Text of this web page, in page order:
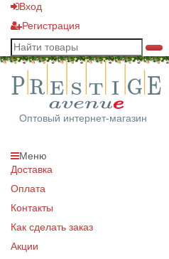
Вход
Регистрация
Оптовый интернет-магазин
Меню
Доставка
Оплата
Контакты
Как сделать заказ
Акции